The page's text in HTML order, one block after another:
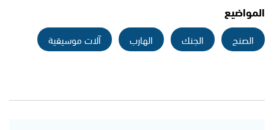
المواضيع
الصنج الجنك الهارب آلات موسيقية